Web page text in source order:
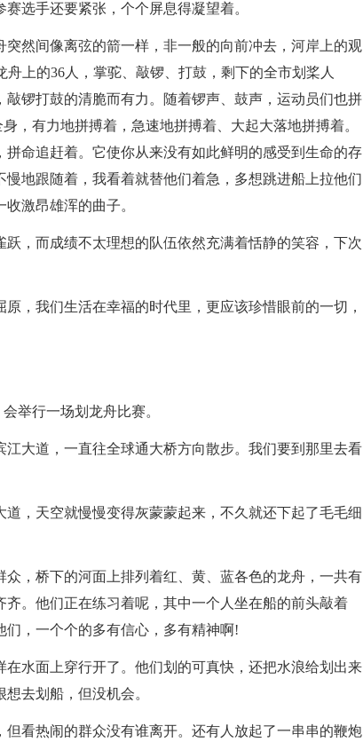
选手还要紧张，个个屏息得凝望着。
然间像离弦的箭一样，非一般的向前冲去，河岸上的观
上的36人，掌驼、敲锣、打鼓，剩下的全市划桨人
锣打鼓的清脆而有力。随着锣声、鼓声，运动员们也拼
，有力地拼搏着，急速地拼搏着、大起大落地拼搏着。
命追赶着。它使你从来没有如此鲜明的感受到生命的存
地跟随着，我看着就替他们着急，多想跳进船上拉他们
激昂雄浑的曲子。
，而成绩不太理想的队伍依然充满着恬静的笑容，下次
，我们生活在幸福的时代里，更应该珍惜眼前的一切，
举行一场划龙舟比赛。
大道，一直往全球通大桥方向散步。我们要到那里去看
，天空就慢慢变得灰蒙蒙起来，不久就还下起了毛毛细
，桥下的河面上排列着红、黄、蓝各色的龙舟，一共有
。他们正在练习着呢，其中一个人坐在船的前头敲着
，一个个的多有信心，多有精神啊!
水面上穿行开了。他们划的可真快，还把水浪给划出来
去划船，但没机会。
看热闹的群众没有谁离开。还有人放起了一串串的鞭炮